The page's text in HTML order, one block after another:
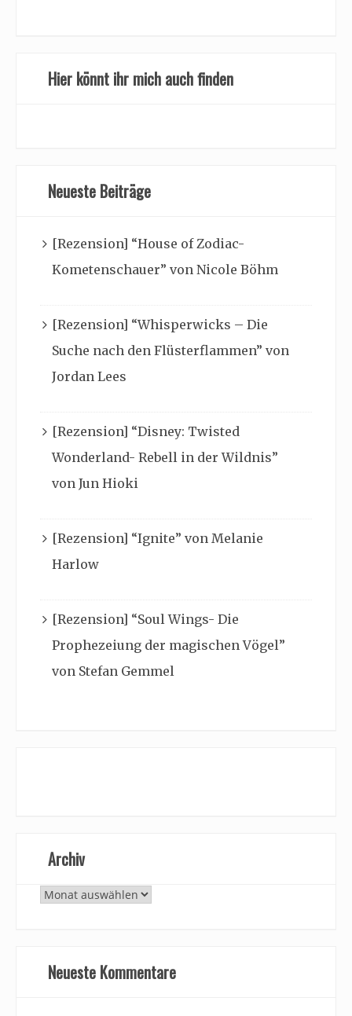
Hier könnt ihr mich auch finden
Neueste Beiträge
[Rezension] “House of Zodiac-
Kometenschauer” von Nicole Böhm
[Rezension] “Whisperwicks – Die
Suche nach den Flüsterflammen” von
Jordan Lees
[Rezension] “Disney: Twisted
Wonderland- Rebell in der Wildnis”
von Jun Hioki
[Rezension] “Ignite” von Melanie
Harlow
[Rezension] “Soul Wings- Die
Prophezeiung der magischen Vögel”
von Stefan Gemmel
Archiv
Archiv
Neueste Kommentare